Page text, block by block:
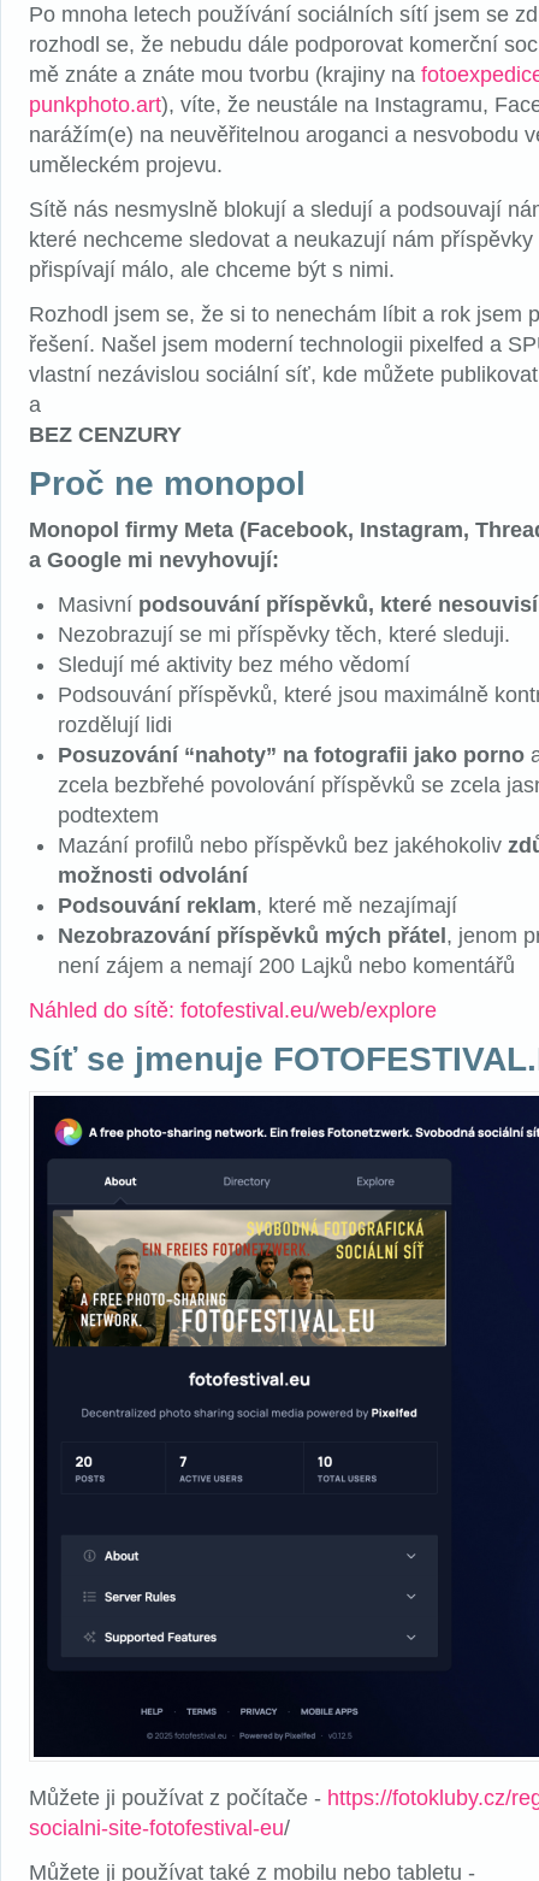
Po mnoha letech používání sociálních sítí jsem se
rozhodl se, že nebudu dále podporovat komerční
mě znáte a znáte mou tvorbu (krajiny na
punkphoto.art), víte, že neustále na Instagramu,
narážím(e) na neuvěřitelnou aroganci a nesvobodu
uměleckém projevu.
Sítě nás nesmyslně blokují a sledují a podsouvají
které nechceme sledovat a neukazují nám
přispívají málo, ale chceme být s nimi.
Rozhodl jsem se, že si to nenechám líbit a rok jsem
řešení. Našel jsem moderní technologii pixelfed a
vlastní nezávislou sociální síť, kde můžete
a
BEZ CENZURY
Proč ne monopol
Monopol firmy Meta (Facebook, Instagram,
a Google mi nevyhovují:
Masivní podsouvání příspěvků, které
Nezobrazují se mi příspěvky těch, které sleduji.
Sledují mé aktivity bez mého vědomí
Podsouvání příspěvků, které jsou maximálně
rozdělují lidi
Posuzování “nahoty” na fotografii jako porno
zcela bezbřehé povolování příspěvků se zcela
podtextem
Mazání profilů nebo příspěvků bez jakéhokoliv
možnosti odvolání
Podsouvání reklam, které mě nezajímají
Nezobrazování příspěvků mých přátel , jenom
není zájem a nemají 200 Lajků nebo komentářů
Náhled do sítě: fotofestival.eu/web/explore
Síť se jmenuje
Můžete ji používat z počítače - https://fotokluby.cz/
socialni-site-fotofestival-eu/
Můžete ji používat také z mobilu nebo tabletu -